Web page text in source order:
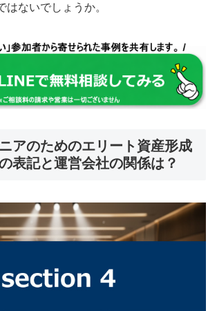
はないでしょうか。
アのためのエリート資産形成
表記と運営会社の関係は？